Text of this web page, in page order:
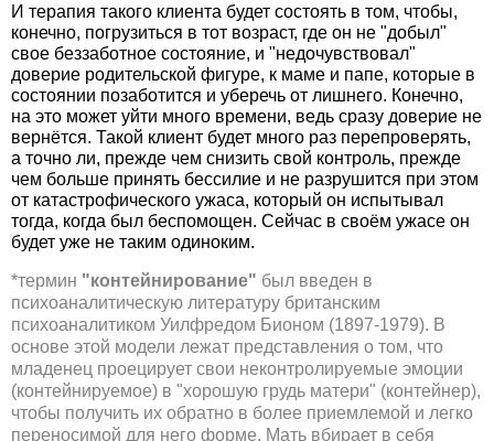
И терапия такого клиента будет состоять в том, чтобы,
конечно, погрузиться в тот возраст, где он не "добыл"
свое беззаботное состояние, и "недочувствовал"
доверие родительской фигуре, к маме и папе, которые в
состоянии позаботится и уберечь от лишнего. Конечно,
на это может уйти много времени, ведь сразу доверие не
вернётся. Такой клиент будет много раз перепроверять,
а точно ли, прежде чем снизить свой контроль, прежде
чем больше принять бессилие и не разрушится при этом
от катастрофического ужаса, который он испытывал
тогда, когда был беспомощен. Сейчас в своём ужасе он
будет уже не таким одиноким.
*термин "контейнирование" был введен в
психоаналитическую литературу британским
психоаналитиком Уилфредом Бионом (1897-1979). В
основе этой модели лежат представления о том, что
младенец проецирует свои неконтролируемые эмоции
(контейнируемое) в "хорошую грудь матери" (контейнер),
чтобы получить их обратно в более приемлемой и легко
переносимой для него форме. Мать вбирает в себя